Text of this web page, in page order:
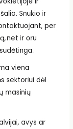
Snukio ir
per
net ir oru
viena
sektoriui dėl
masinių
avys ar